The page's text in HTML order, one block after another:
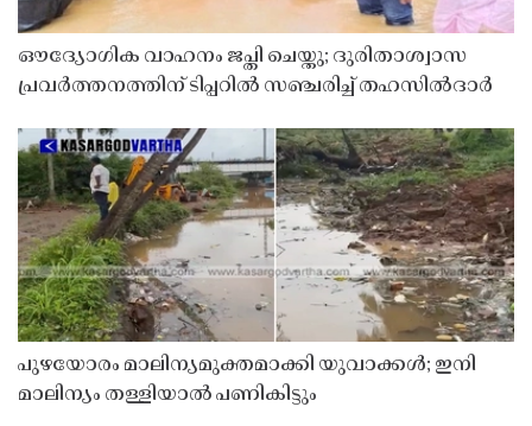
ഔദ്യോഗിക വാഹനം ജപ്തി ചെയ്തു; ദുരിതാശ്വാസ
പ്രവർത്തനത്തിന് ടിപ്പറിൽ സഞ്ചരിച്ച് തഹസിൽദാർ
പുഴയോരം മാലിന്യമുക്തമാക്കി യുവാക്കൾ; ഇനി
മാലിന്യം തള്ളിയാൽ പണികിട്ടും